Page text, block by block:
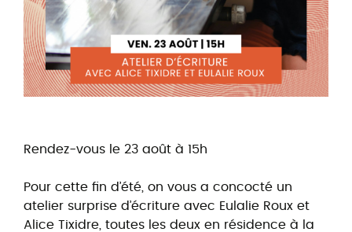
Rendez-vous le 23 août à 15h
Pour cette fin d’été, on vous a concocté un
atelier surprise d’écriture avec Eulalie Roux et
Alice Tixidre, toutes les deux en résidence à la